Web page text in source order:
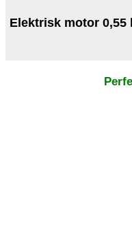
Elektrisk motor 0,55